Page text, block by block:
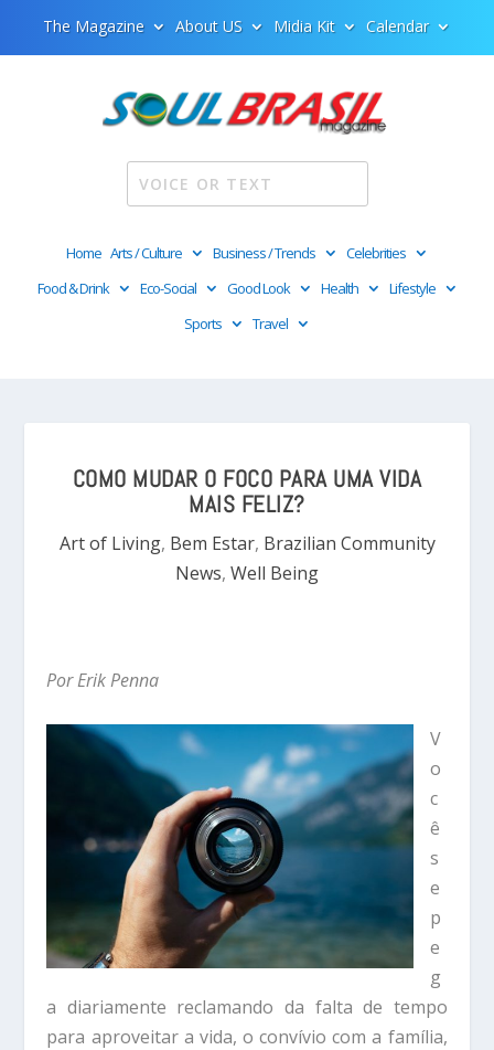
The Magazine About US Midia Kit Calendar
Home Arts / Culture Business / Trends
Celebrities
Food & Drink
Eco-Social Good Look Health
Lifestyle
Sports
Travel
COMO MUDAR O FOCO PARA UMA VIDA
MAIS FELIZ?
Art of Living, Bem Estar, Brazilian Community
News, Well Being
Por Erik Penna
V
o
c
ê
s
e
p
e
g
a diariamente reclamando da falta de tempo
para aproveitar a vida, o convívio com a família,